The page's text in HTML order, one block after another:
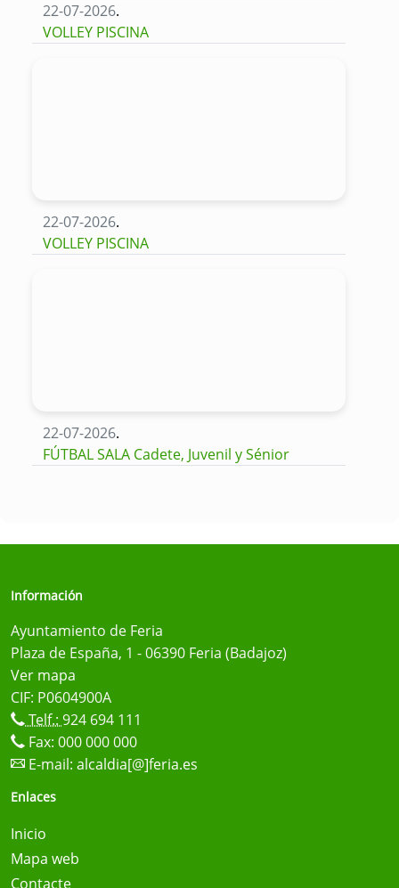
22-07-2026.
VOLLEY PISCINA
22-07-2026.
VOLLEY PISCINA
22-07-2026.
FÚTBAL SALA Cadete, Juvenil y Sénior
Información
Ayuntamiento de Feria
Plaza de España, 1 - 06390 Feria (Badajoz)
Ver mapa
CIF: P0604900A
Telf.: 924 694 111
Fax: 000 000 000
E-mail: alcaldia[@]feria.es
Enlaces
Inicio
Mapa web
Contacte